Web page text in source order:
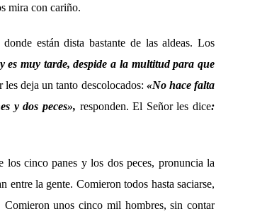
mira con cariño.
están dista bastante de las aldeas. Los
es muy tarde, despide a la multitud para que
les deja un tanto descolocados: «No hace falta
y dos peces», responden. El Señor les dice:
los cinco panes y los dos peces, pronuncia la
entre la gente. Comieron todos hasta saciarse,
unos cinco mil hombres, sin contar